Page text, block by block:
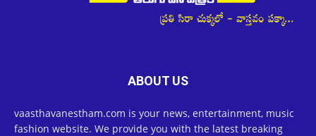
ABOUT US
vaasthavanestham.com is your news, entertainment, music
fashion website. We provide you with the latest breaking